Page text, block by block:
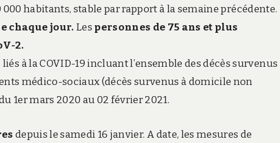
habitants, stable par rapport à la semaine précédente.
chaque jour. Les personnes de 75 ans et plus
2.
à la COVID-19 incluant l’ensemble des décès survenus
médico-sociaux (décès survenus à domicile non
1er mars 2020 au 02 février 2021.
depuis le samedi 16 janvier. A date, les mesures de